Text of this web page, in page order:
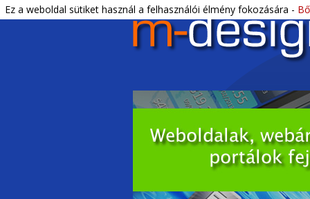
M-Design
Letisztult, profi webdesign és DTP.
Ez a weboldal sütiket használ a felhasználói élmény fokozására -